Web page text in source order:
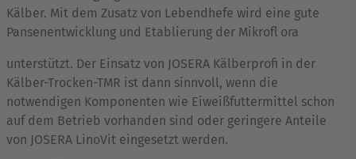
Kälber. Mit dem Zusatz von Lebendhefe wird eine gute
Pansenentwicklung und Etablierung der Mikrofl ora
unterstützt. Der Einsatz von JOSERA Kälberprofi in der
Kälber-Trocken-TMR ist dann sinnvoll, wenn die
notwendigen Komponenten wie Eiweißfuttermittel schon
auf dem Betrieb vorhanden sind oder geringere Anteile
von JOSERA LinoVit eingesetzt werden.